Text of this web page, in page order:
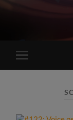
Mobile-
Menü